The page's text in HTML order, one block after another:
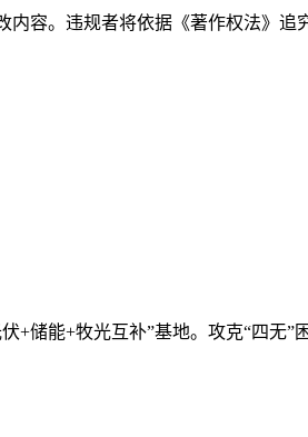
容。违规者将依据《著作权法》追
储能+牧光互补”基地。攻克“四无